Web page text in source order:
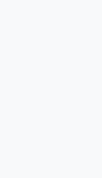
有一种流行的 Web3 信念
但是，实际上，事情并不
代币销售量或将收入翻一
这就是区块链广告等平台
广告网络一样，该平台允
但这并不仅限于此。区块
找到准备采取行动的最相关